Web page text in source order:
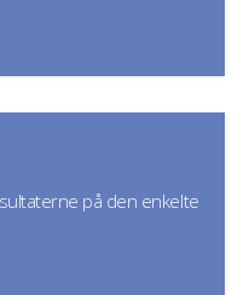
på den enkelte